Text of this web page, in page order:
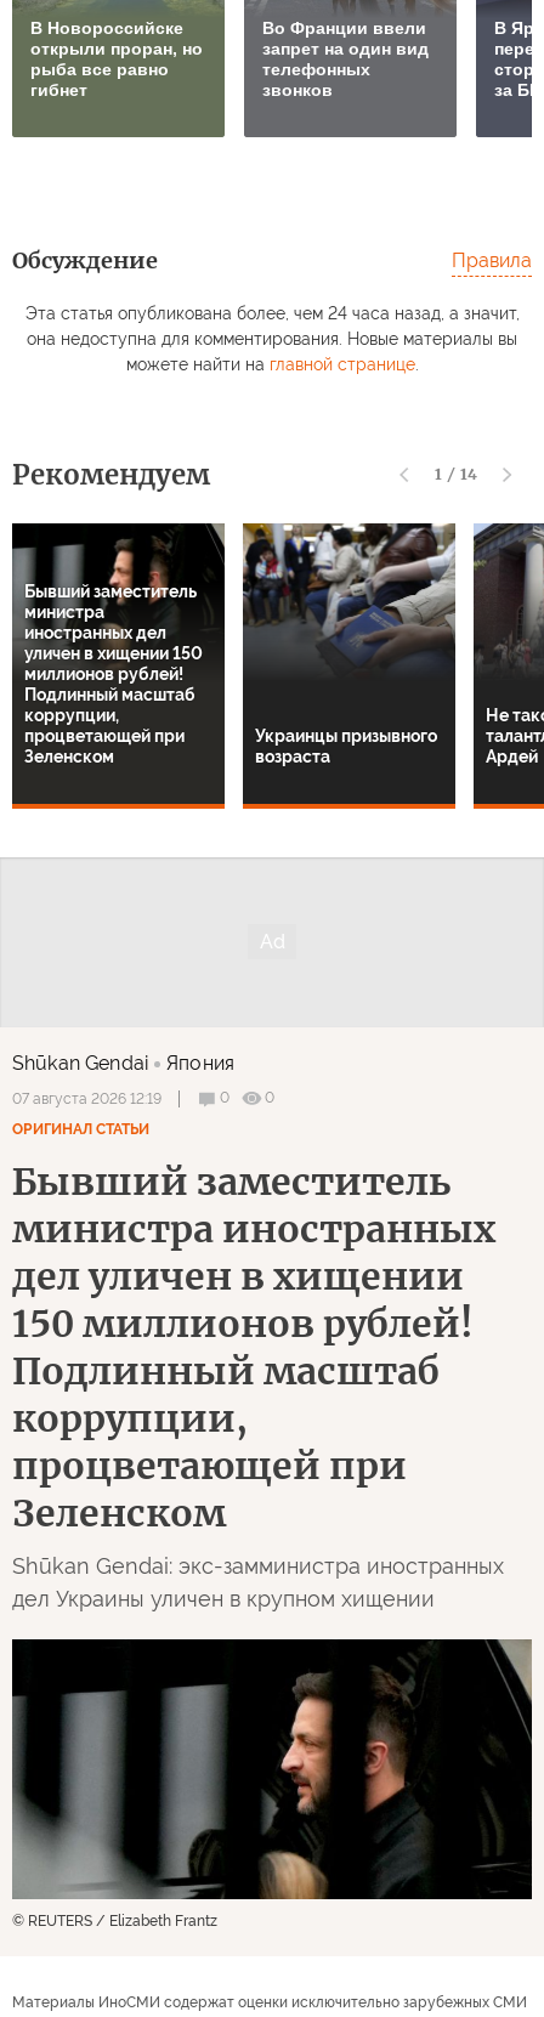
В Новороссийске
открыли проран, но
рыба все равно
гибнет
Во Франции ввели
запрет на один вид
телефонных
звонков
В
за
Обсуждение Правила
Эта статья опубликована более, чем 24 часа назад, а значит,
она недоступна для комментирования. Новые материалы вы
можете найти на главной странице.
Рекомендуем 1 / 14
Бывший заместитель
министра
иностранных дел
уличен в хищении 150
миллионов рублей!
Подлинный масштаб
коррупции,
процветающей при
Зеленском
Украинцы призывного
возраста
Не
Ардей
Shūkan Gendai Япония
07 августа 2026 12:19 0
0
ОРИГИНАЛ СТАТЬИ
Бывший заместитель
министра иностранных
дел уличен в хищении
150 миллионов рублей!
Подлинный масштаб
коррупции,
процветающей при
Зеленском
Shūkan Gendai: экс-замминистра иностранных
дел Украины уличен в крупном хищении
© REUTERS / Elizabeth Frantz
Материалы ИноСМИ содержат оценки исключительно зарубежных СМИ